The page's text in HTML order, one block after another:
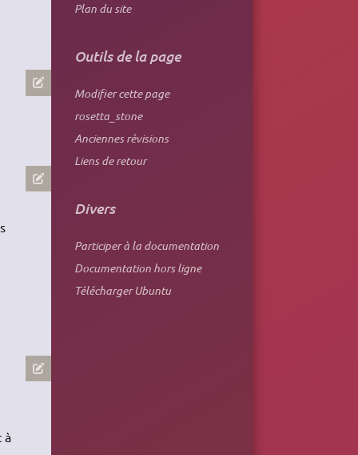
à
Plan du site
Outils de la page
Modifier cette page
rosetta_stone
Anciennes révisions
Liens de retour
Divers
Participer à la documentation
Documentation hors ligne
Télécharger Ubuntu